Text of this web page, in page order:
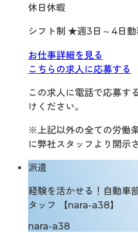
休日休暇
シフト制 ★週3日～4日勤
お仕事詳細を見る
こちらの求人に応募する
この求人に電話で応募す
けください。
※上記以外の全ての労働
に弊社スタッフより開示
派遣
経験を活かせる！自動車
タッフ 【nara-a38】
nara-a38